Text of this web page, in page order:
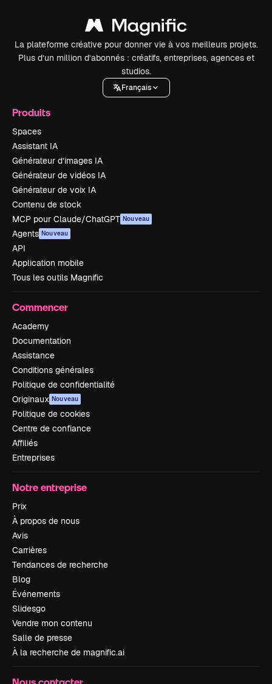
La plateforme créative pour donner vie à vos meilleurs projets.
Plus d’un million d’abonnés : créatifs, entreprises, agences et
studios.
Français
Produits
Spaces
Assistant IA
Générateur d’images IA
Générateur de vidéos IA
Générateur de voix IA
Contenu de stock
MCP pour Claude/ChatGPT Nouveau
Agents Nouveau
API
Application mobile
Tous les outils Magnific
Commencer
Academy
Documentation
Assistance
Conditions générales
Politique de confidentialité
Originaux Nouveau
Politique de cookies
Centre de confiance
Affiliés
Entreprises
Notre entreprise
Prix
À propos de nous
Avis
Carrières
Tendances de recherche
Blog
Événements
Slidesgo
Vendre mon contenu
Salle de presse
À la recherche de magnific.ai